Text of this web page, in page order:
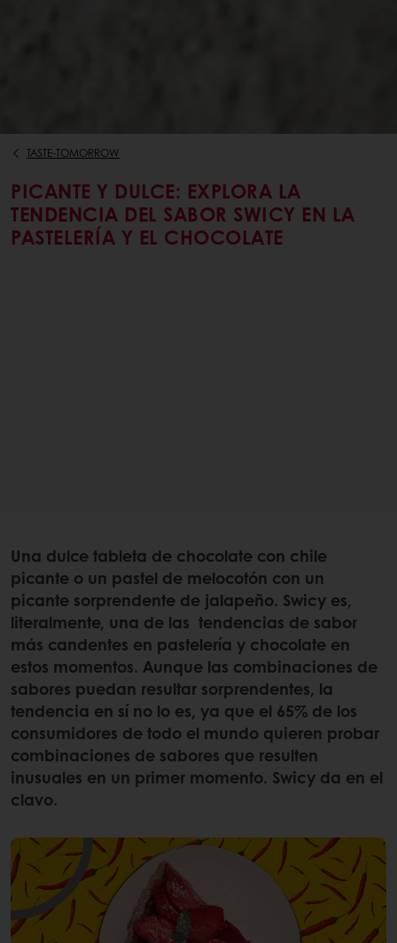
TASTE-TOMORROW
PICANTE Y DULCE: EXPLORA LA
TENDENCIA DEL SABOR SWICY EN LA
PASTELERÍA Y EL CHOCOLATE
Una dulce tableta de chocolate con chile
picante o un pastel de melocotón con un
picante sorprendente de jalapeño. Swicy es,
literalmente, una de las tendencias de sabor
más candentes en pastelería y chocolate en
estos momentos. Aunque las combinaciones de
sabores puedan resultar sorprendentes, la
tendencia en sí no lo es, ya que el 65% de los
consumidores de todo el mundo quieren probar
combinaciones de sabores que resulten
inusuales en un primer momento. Swicy da en el
clavo.